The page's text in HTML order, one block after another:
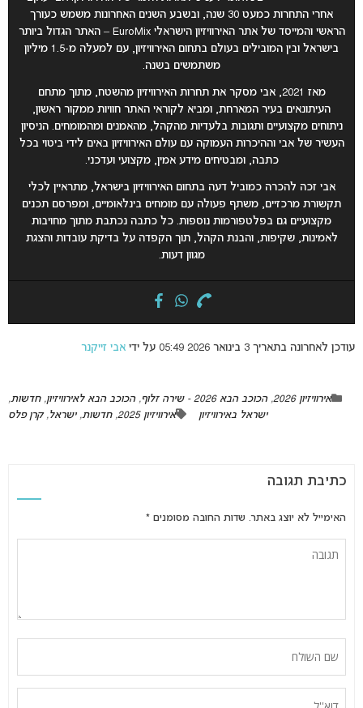
אחרי התחרות כמעט 30 שנה, ובשבע השנים האחרונות משמש כעורך
הראשי והמייסד של אתר האירוויזיון הישראלי EuroMix – האתר הגדול ביותר
בישראל ובין המובילים בעולם בתחום האירוויזיון, עם למעלה מ-1.5 מיליון
משתמשים בשנה.
מאז 2021, אבי מסקר את תחרות האירוויזיון מהשטח, מתוך מתחם
העיתונאים בעיר המארחת, ומביא לקוראי האתר חוויות ממקור ראשון,
ניתוחים מקצועיים ותגובות בלעדיות מהקהל, מהאמנים ומהמומחים. הניסיון
העשיר של אבי וההיכרות העמוקה עם עולם האירוויזיון באים לידי ביטוי בכל
כתבה, ומבטיחים מידע אמין, מקצועי ועדכני.
אבי זכה להכרה כמוביל דעה בתחום האירוויזיון בישראל, מתראיין לכלי
תקשורת מרכזיים, משתף פעולה עם מומחים בינלאומיים, ומפרסם תכנים
מקצועיים גם בפלטפורמות נוספות. כל כתבה נכתבת מתוך מחויבות
לאמינות, שקיפות, והבנת הקהל, תוך הקפדה על בדיקת עובדות והצגת
מגוון דעות.
עודכן לאחרונה בתאריך 3 בינואר 2026 05:49 על ידי אבי זייקנר
אירוויזיון 2026 , הכוכב הבא 2026 - שירה זלוף , הכוכב הבא לאירוויזיון, חדשות,
ישראל באירוויזיון
אירוויזיון 2025 , חדשות, ישראל, קרן פלס
כתיבת תגובה
האימייל לא יוצג באתר. שדות החובה מסומנים *